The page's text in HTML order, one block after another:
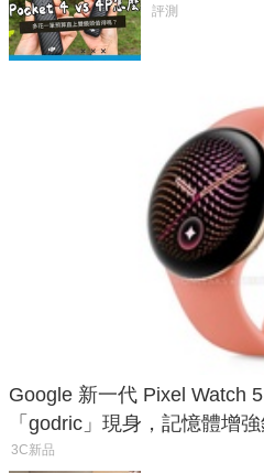
析，一次看
評測
Google 新一代 Pixel Watch
「godric」現身，記憶體增
3C新品